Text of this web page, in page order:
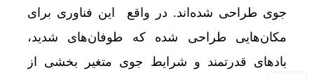
جوی طراحی شده‌اند. در واقع این فناوری برای
مکان‌هایی طراحی شده که طوفان‌های شدید،
بادهای قدرتمند و شرایط جوی متغیر بخشی از